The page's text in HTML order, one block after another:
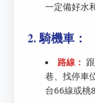
一定備好水
2. 騎機車：
路線：
巷、找停車
台66線或桃